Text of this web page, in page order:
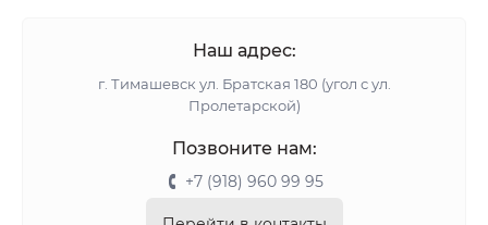
Наш адрес:
г. Тимашевск ул. Братская 180 (угол с ул.
Пролетарской)
Позвоните нам:
+7 (918) 960 99 95